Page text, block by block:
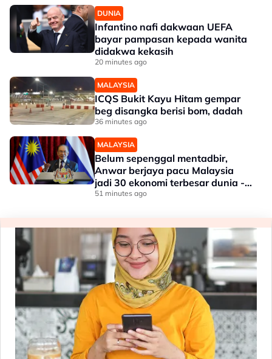
DUNIA
Infantino nafi dakwaan UEFA
bayar pampasan kepada wanita
didakwa kekasih
20 minutes ago
MALAYSIA
ICQS Bukit Kayu Hitam gempar
beg disangka berisi bom, dadah
36 minutes ago
MALAYSIA
Belum sepenggal mentadbir,
Anwar berjaya pacu Malaysia
jadi 30 ekonomi terbesar dunia -
Penganalisis
51 minutes ago